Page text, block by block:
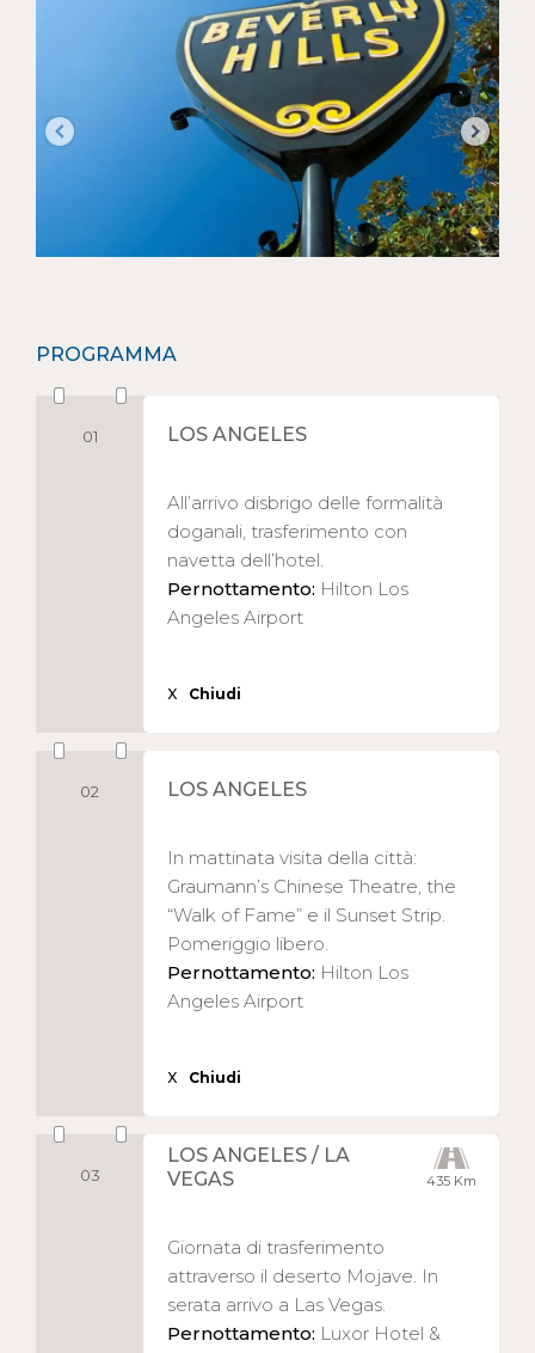
PROGRAMMA
01 LOS ANGELES
All’arrivo disbrigo delle formalità
doganali, trasferimento con
navetta dell’hotel.
Pernottamento: Hilton Los
Angeles Airport
X Chiudi
02 LOS ANGELES
In mattinata visita della città:
Graumann’s Chinese Theatre, the
“Walk of Fame” e il Sunset Strip.
Pomeriggio libero.
Pernottamento: Hilton Los
Angeles Airport
X Chiudi
03 435 Km
LOS ANGELES / LA
VEGAS
Giornata di trasferimento
attraverso il deserto Mojave. In
serata arrivo a Las Vegas.
Pernottamento: Luxor Hotel &